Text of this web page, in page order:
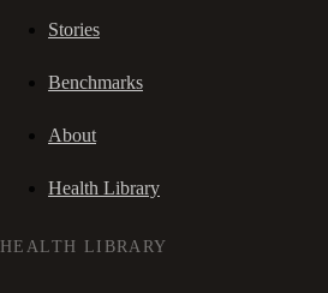
Stories
Benchmarks
About
Health Library
HEALTH LIBRARY